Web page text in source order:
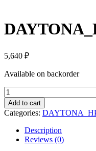
5,640 ₽
Available on backorder
DAYTONA_HP
108
quantity
Add to cart
Categories:
Description
Reviews (0)